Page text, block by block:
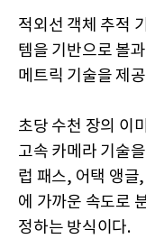
적외선 객체 추적
템을 기반으로 볼
메트릭 기술을 제
초당 수천 장의 이
고속 카메라 기술
럽 패스, 어택 앵글
에 가까운 속도로
정하는 방식이다.